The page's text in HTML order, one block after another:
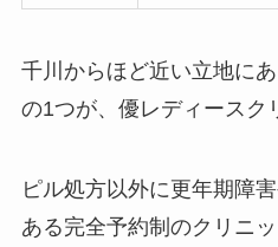
千川からほど近い立地に
の1つが、優レディースク
ピル処方以外に更年期障
ある完全予約制のクリニ